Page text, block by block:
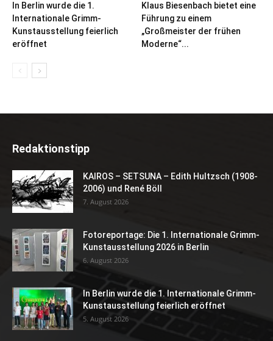
In Berlin wurde die 1.
Internationale Grimm-
Kunstausstellung feierlich
eröffnet
Klaus Biesenbach bietet eine
Führung zu einem
„Großmeister der frühen
Moderne“...
Redaktionstipp
KAIROS – SETSUNA – Edith Hultzsch (1908-
2006) und René Böll
7. August 2026
Fotoreportage: Die 1. Internationale Grimm-
Kunstausstellung 2026 in Berlin
6. August 2026
In Berlin wurde die 1. Internationale Grimm-
Kunstausstellung feierlich eröffnet
5. August 2026